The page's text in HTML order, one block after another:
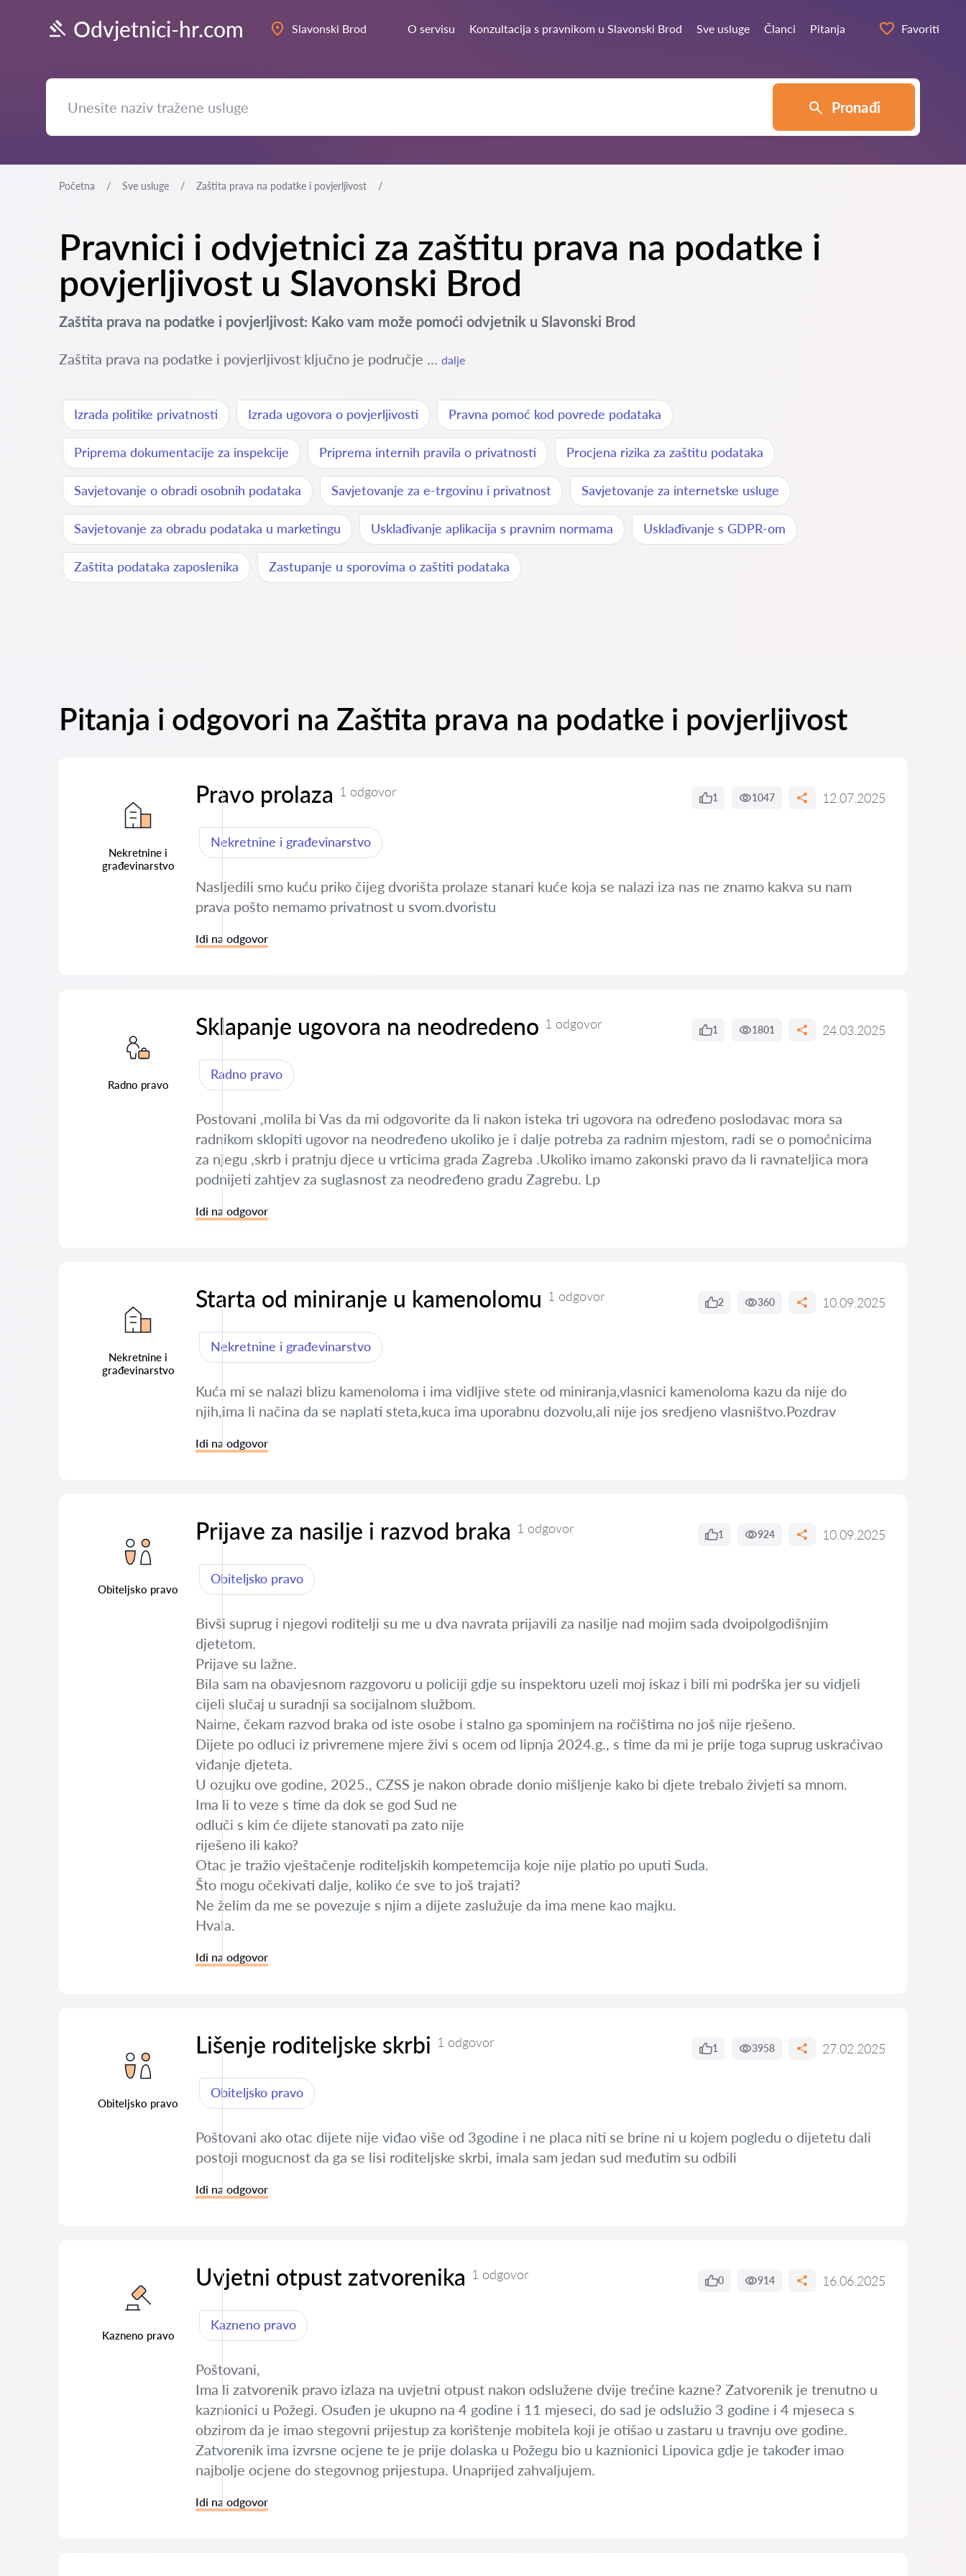
Odvjetnici-hr.com Slavonski Brod O servisu Konzultacija s pravnikom u Slavonski Brod Sve usluge Članci Pitanja Favoriti
Pronađi
Početna Sve usluge Zaštita prava na podatke i povjerljivost
Pravnici i odvjetnici za zaštitu prava na podatke i
povjerljivost u Slavonski Brod
Zaštita prava na podatke i povjerljivost: Kako vam može pomoći odvjetnik u Slavonski Brod
Zaštita prava na podatke i povjerljivost ključno je područje ... dalje
Izrada politike privatnosti Izrada ugovora o povjerljivosti Pravna pomoć kod povrede podataka
Priprema dokumentacije za inspekcije Priprema internih pravila o privatnosti Procjena rizika za zaštitu podataka
Savjetovanje o obradi osobnih podataka Savjetovanje za e-trgovinu i privatnost Savjetovanje za internetske usluge
Savjetovanje za obradu podataka u marketingu Usklađivanje aplikacija s pravnim normama Usklađivanje s GDPR-om
Zaštita podataka zaposlenika Zastupanje u sporovima o zaštiti podataka
Pitanja i odgovori na Zaštita prava na podatke i povjerljivost
Nekretnine i
građevinarstvo
Pravo prolaza 1 odgovor 1 1047 12.07.2025
Nekretnine i građevinarstvo
Nasljedili smo kuću priko čijeg dvorišta prolaze stanari kuće koja se nalazi iza nas ne znamo kakva su nam
prava pošto nemamo privatnost u svom.dvoristu
Idi na odgovor
Radno pravo
Sklapanje ugovora na neodredeno 1 odgovor 1 1801 24.03.2025
Radno pravo
Postovani ,molila bi Vas da mi odgovorite da li nakon isteka tri ugovora na određeno poslodavac mora sa
radnikom sklopiti ugovor na neodređeno ukoliko je i dalje potreba za radnim mjestom, radi se o pomoćnicima
za njegu ,skrb i pratnju djece u vrticima grada Zagreba .Ukoliko imamo zakonski pravo da li ravnateljica mora
podnijeti zahtjev za suglasnost za neodređeno gradu Zagrebu. Lp
Idi na odgovor
Nekretnine i
građevinarstvo
Starta od miniranje u kamenolomu 1 odgovor 2 360 10.09.2025
Nekretnine i građevinarstvo
Kuća mi se nalazi blizu kamenoloma i ima vidljive stete od miniranja,vlasnici kamenoloma kazu da nije do
njih,ima li načina da se naplati steta,kuca ima uporabnu dozvolu,ali nije jos sredjeno vlasništvo.Pozdrav
Idi na odgovor
Obiteljsko pravo
Prijave za nasilje i razvod braka 1 odgovor 1 924 10.09.2025
Obiteljsko pravo
Bivši suprug i njegovi roditelji su me u dva navrata prijavili za nasilje nad mojim sada dvoipolgodišnjim
djetetom.
Prijave su lažne.
Bila sam na obavjesnom razgovoru u policiji gdje su inspektoru uzeli moj iskaz i bili mi podrška jer su vidjeli
cijeli slučaj u suradnji sa socijalnom službom.
Naime, čekam razvod braka od iste osobe i stalno ga spominjem na ročištima no još nije rješeno.
Dijete po odluci iz privremene mjere živi s ocem od lipnja 2024.g., s time da mi je prije toga suprug uskraćivao
viđanje djeteta.
U ozujku ove godine, 2025., CZSS je nakon obrade donio mišljenje kako bi djete trebalo živjeti sa mnom.
Ima li to veze s time da dok se god Sud ne
odluči s kim će dijete stanovati pa zato nije
riješeno ili kako?
Otac je tražio vještačenje roditeljskih kompetemcija koje nije platio po uputi Suda.
Što mogu očekivati dalje, koliko će sve to još trajati?
Ne želim da me se povezuje s njim a dijete zaslužuje da ima mene kao majku.
Hvala.
Idi na odgovor
Obiteljsko pravo
Lišenje roditeljske skrbi 1 odgovor 1 3958 27.02.2025
Obiteljsko pravo
Poštovani ako otac dijete nije viđao više od 3godine i ne placa niti se brine ni u kojem pogledu o dijetetu dali
postoji mogucnost da ga se lisi roditeljske skrbi, imala sam jedan sud međutim su odbili
Idi na odgovor
Kazneno pravo
Uvjetni otpust zatvorenika 1 odgovor 0 914 16.06.2025
Kazneno pravo
Poštovani,
Ima li zatvorenik pravo izlaza na uvjetni otpust nakon odslužene dvije trećine kazne? Zatvorenik je trenutno u
kaznionici u Požegi. Osuđen je ukupno na 4 godine i 11 mjeseci, do sad je odslužio 3 godine i 4 mjeseca s
obzirom da je imao stegovni prijestup za korištenje mobitela koji je otišao u zastaru u travnju ove godine.
Zatvorenik ima izvrsne ocjene te je prije dolaska u Požegu bio u kaznionici Lipovica gdje je također imao
najbolje ocjene do stegovnog prijestupa. Unaprijed zahvaljujem.
Idi na odgovor